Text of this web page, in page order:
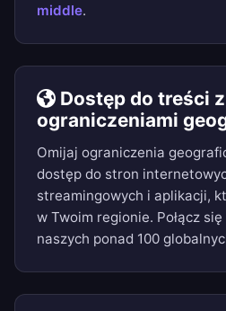
middle.
Dostęp do treści z
ograniczeniami
Omijaj ograniczenia
dostęp do stron
streamingowych i aplikacji,
w Twoim regionie. Połącz
naszych ponad 100